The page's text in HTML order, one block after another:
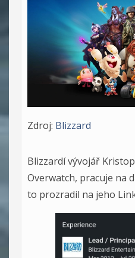
Zdroj: Blizzard
Blizzardí vývojář
Overwatch, pracuje na
to prozradil na jeho